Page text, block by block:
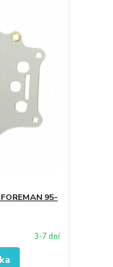
95-
3-7 dní